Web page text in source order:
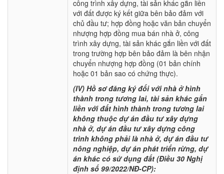
công trình xây dựng, tài sản khác gắn liền
với đất được ký kết giữa bên bảo đảm với
chủ đầu tư; hợp đồng hoặc văn bản chuyển
nhượng hợp đồng mua bán nhà ở, công
trình xây dựng, tài sản khác gắn liền với đất
trong trường hợp bên bảo đảm là bên nhận
chuyển nhượng hợp đồng (01 bản chính
hoặc 01 bản sao có chứng thực).
(IV) Hồ sơ đăng ký đối với nhà ở hình
thành trong tương lai, tài sản khác gắn
liền với đất hình thành trong tương lai
không thuộc dự án đầu tư xây dựng
nhà ở, dự án đầu tư xây dựng công
trình không phải là nhà ở, dự án đầu tư
nông nghiệp, dự án phát triển rừng, dự
án khác có sử dụng đất (Điều 30 Nghị
định số 99/2022/NĐ-CP):